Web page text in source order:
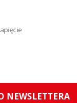
NEWSLETTERA